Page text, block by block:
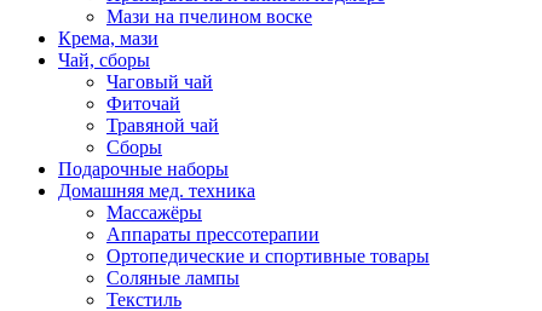
Мази на пчелином воске
Крема, мази
Чай, сборы
Чаговый чай
Фиточай
Травяной чай
Сборы
Подарочные наборы
Домашняя мед. техника
Массажёры
Аппараты прессотерапии
Ортопедические и спортивные товары
Соляные лампы
Текстиль